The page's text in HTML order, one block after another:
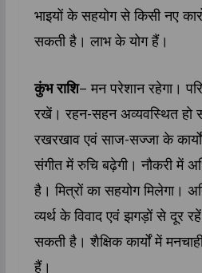
भाइयों के सहयोग से कि‍सी नए
सकती है। लाभ के योग हैं।
कुंभ राशि– मन परेशान रहेगा।
रखें। रहन-सहन अव्यवस्थित
रखरखाव एवं साज-सज्जा के
संगीत में रुचि बढ़ेगी। नौकरी में
है। मित्रों का सहयोग मिलेगा।
व्यर्थ के विवाद एवं झगड़ों से दूर
सकती है। शैक्ष‍िक कार्यों में
हैं।